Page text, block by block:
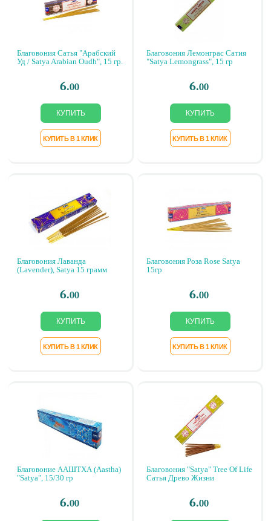
Благовония Сатья "Арабский
Уд / Satya Arabian Oudh", 15 гр.
6.00
Благовония Лемонграс Сатия
"Satya Lemongrass", 15 гр
6.00
Благовония Лаванда
(Lavender), Satya 15 грамм
6.00
Благовония Роза Rose Satya
15гр
6.00
Благовоние ААШТХА (Aastha)
"Satya", 15/30 гр
6.00
Благовония "Satya" Tree Of Life
Сатья Древо Жизни
6.00